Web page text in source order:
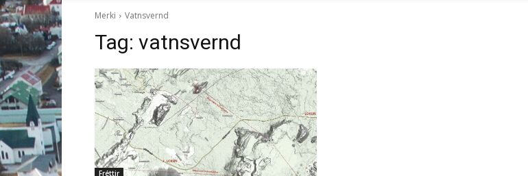
Merki Vatnsvernd
Tag: vatnsvernd
Fréttir